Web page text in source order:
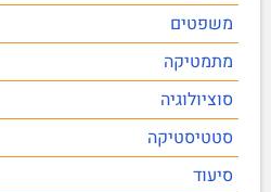
משפטים
מתמטיקה
סוציולוגיה
סטטיסטיקה
סיעוד